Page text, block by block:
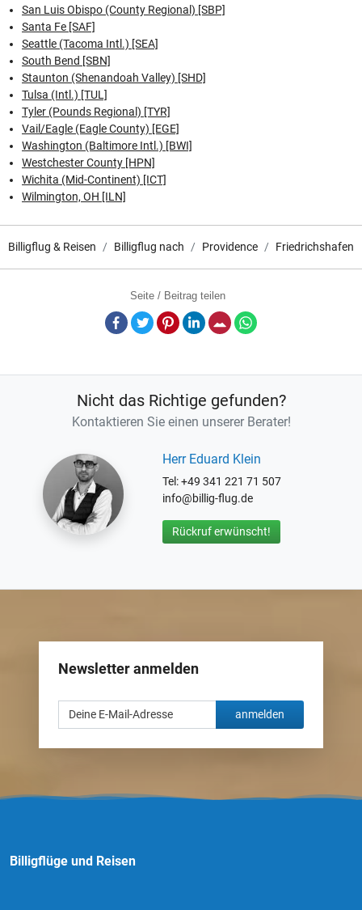
San Luis Obispo (County Regional) [SBP]
Santa Fe [SAF]
Seattle (Tacoma Intl.) [SEA]
South Bend [SBN]
Staunton (Shenandoah Valley) [SHD]
Tulsa (Intl.) [TUL]
Tyler (Pounds Regional) [TYR]
Vail/Eagle (Eagle County) [EGE]
Washington (Baltimore Intl.) [BWI]
Westchester County [HPN]
Wichita (Mid-Continent) [ICT]
Wilmington, OH [ILN]
Billigflug & Reisen Billigflug nach Providence Friedrichshafen
Seite / Beitrag teilen
Facebook
TwitterPinterestLinkedInE-Mail
Nicht das Richtige gefunden?
Kontaktieren Sie einen unserer Berater!
Herr Eduard Klein
Tel: +49 341 221 71 507
info@billig-flug.de
Rückruf erwünscht!
Newsletter anmelden
anmelden
Billigflüge und Reisen